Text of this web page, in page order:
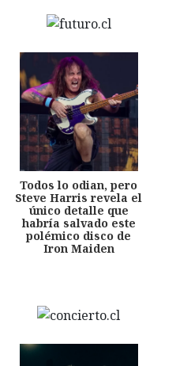
Todos lo odian, pero
Steve Harris revela el
único detalle que
habría salvado este
polémico disco de
Iron Maiden